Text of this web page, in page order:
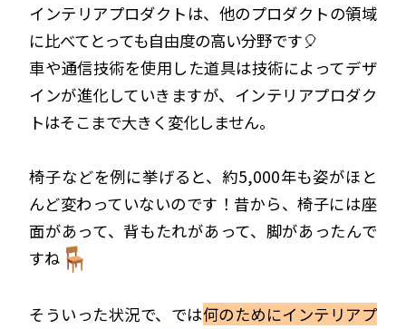
インテリアプロダクトは、他のプロダクトの領域
に比べてとっても自由度の高い分野です🎈
車や通信技術を使用した道具は技術によってデザ
インが進化していきますが、インテリアプロダク
トはそこまで大きく変化しません。
椅子などを例に挙げると、 約5,000年も姿がほと
んど変わっていないのです！ 昔から、椅子には座
面があって、背もたれがあって、脚があったんで
すね
そういった状況で、では何のためにインテリアプ